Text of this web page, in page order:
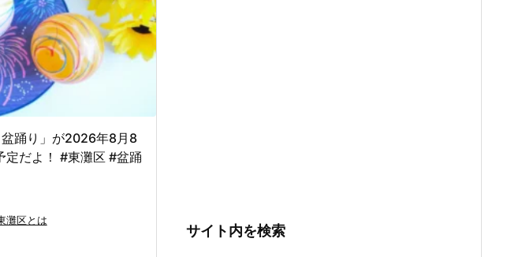
踊り」が2026年8月8
定だよ！ #東灘区 #盆踊
灘区とは
サイト内を検索